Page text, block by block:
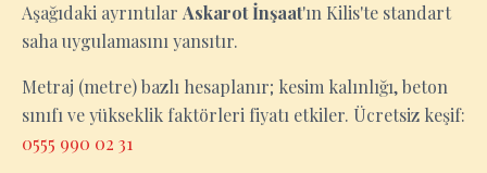
Aşağıdaki ayrıntılar Askarot İnşaat'ın Kilis'te standart
saha uygulamasını yansıtır.
Metraj (metre) bazlı hesaplanır; kesim kalınlığı, beton
sınıfı ve yükseklik faktörleri fiyatı etkiler. Ücretsiz keşif:
0555 990 02 31